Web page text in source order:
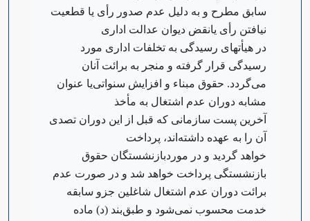
سابق مطرح و به دلیل عدم صدور رأی یا قطعیت
نیافتن رأی یا‌نقض دیوان عدالت اداری
در هیأتهای رسیدگی به تخلفات اداری مورد
رسیدگی قرار گرفته و منجر به برائت آنان
می‌گردد. حقوق مبناء و افزایش سنواتی‌یا عنوان
مشابه دوران عدم اشتغال به مأخذ
آخرین پست سازمانی که قبل از این دوران تصدی
آن را به عهده داشته‌اند، پرداخت
خواهد گردید و در مورد‌بازنشستگان حقوق
بازنشستگی پرداخت خواهد شد و در صورت عدم
برائت دوران عدم اشتغال شاغلین جزو سابقه
خدمت محسوب نمی‌شود و طبق‌بند (‌د) ماده